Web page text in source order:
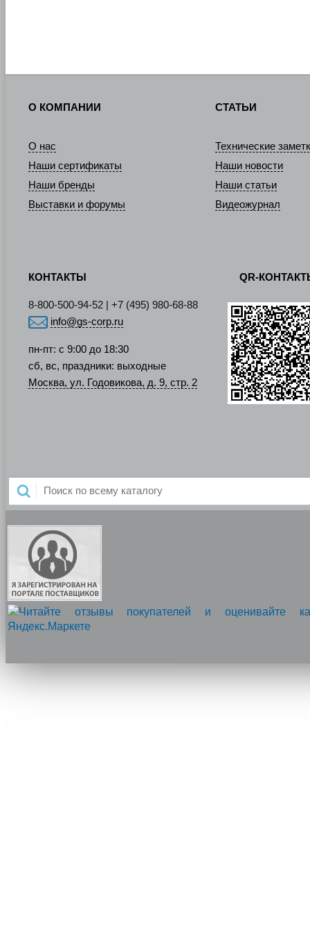
О КОМПАНИИ
О нас
Наши сертификаты
Наши бренды
Выставки и форумы
СТАТЬИ
Технические
Наши новости
Наши статьи
Видеожурнал
КОНТАКТЫ
8-800-500-94-52 | +7 (495) 980-68-88
info@gs-corp.ru
пн-пт: с 9:00 до 18:30
сб, вс, праздники: выходные
Москва, ул. Годовикова, д. 9, стр. 2
QR-